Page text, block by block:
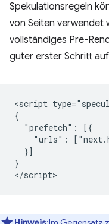
Spekulationsregeln
von Seiten verwendet
vollständiges Pre-
guter erster Schritt
<script
{
  "prefetch": [{
"urls":
  }]
}